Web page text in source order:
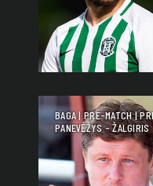
BAGA | PRE-MATCH |
PANEVĖŽYS - ŽALGIRIS